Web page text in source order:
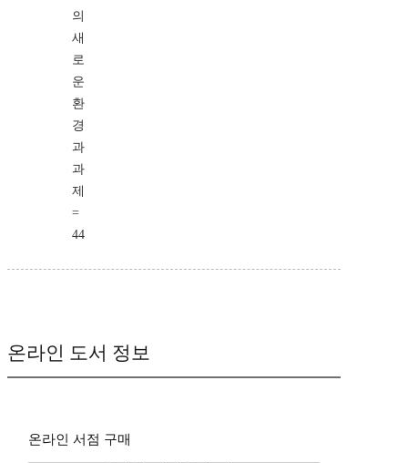
의
새
로
운
환
경
과
과
제
=
44
온라인 도서 정보
온라인 서점 구매